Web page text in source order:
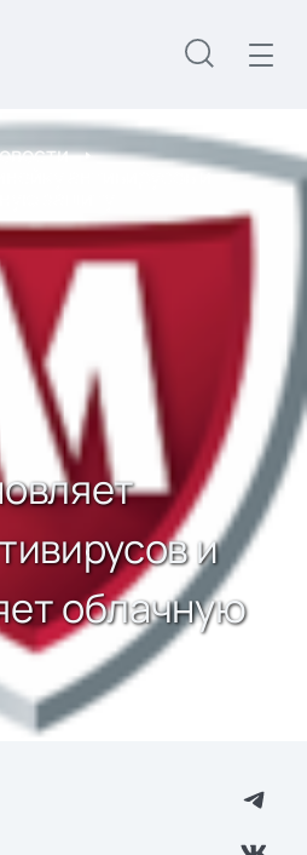
антивирусов и
и
облачную